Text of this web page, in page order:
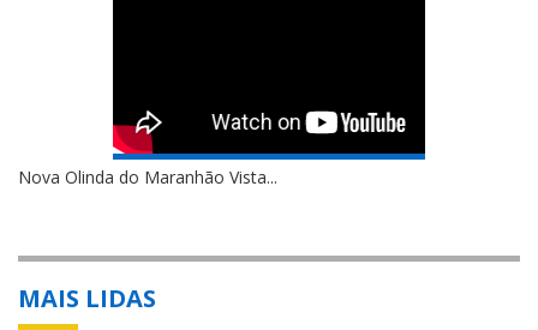
Nova Olinda do Maranhão Vista...
MAIS LIDAS